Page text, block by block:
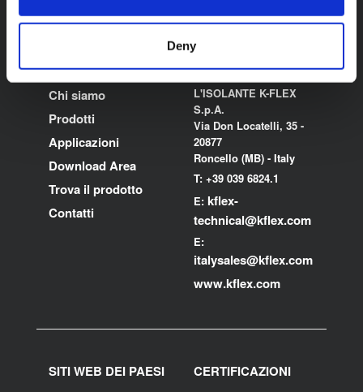
Deny
K-FLEX
Chi siamo
Prodotti
Applicazioni
Download Area
Trova il prodotto
Contatti
HEADQUARTER
L'ISOLANTE K-FLEX
S.p.A.
Via Don Locatelli, 35 -
20877
Roncello (MB) - Italy
T: +39 039 6824.1
E: kflex-
technical@kflex.com
E:
italysales@kflex.com
www.kflex.com
SITI WEB DEI PAESI
CERTIFICAZIONI